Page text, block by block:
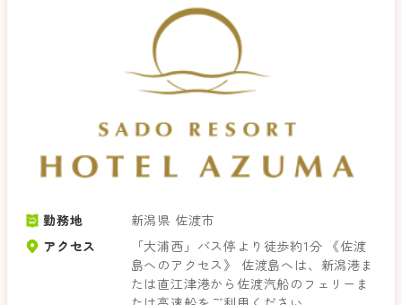
勤務地
新潟県 佐渡市
アクセス
「大浦西」バス停より徒歩約1分 《佐渡
島へのアクセス》 佐渡島へは、新潟港ま
たは直江津港から佐渡汽船のフェリーま